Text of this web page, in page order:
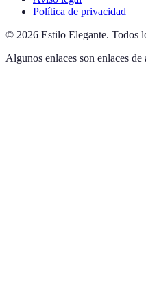
Política de privacidad
© 2026 Estilo Elegante. Todos
Algunos enlaces son enlaces de